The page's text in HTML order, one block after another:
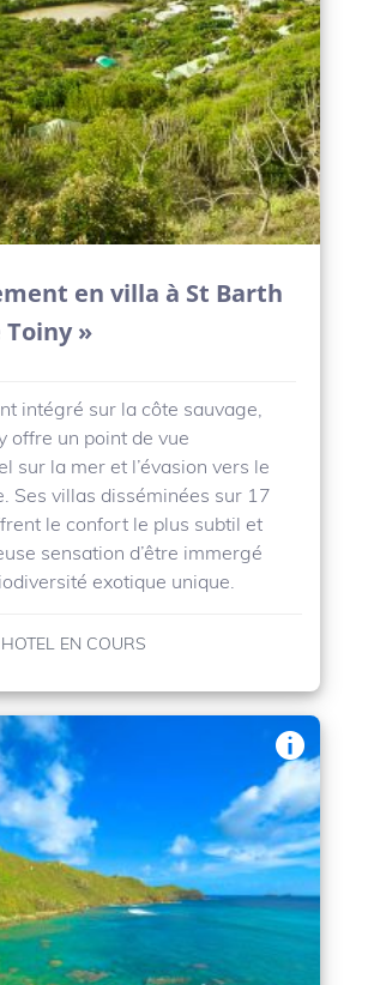
en villa à St Barth
Toiny »
intégré sur la côte sauvage,
offre un point de vue
sur la mer et l’évasion vers le
Ses villas disséminées sur 17
le confort le plus subtil et
sensation d’être immergé
exotique unique.
EN COURS